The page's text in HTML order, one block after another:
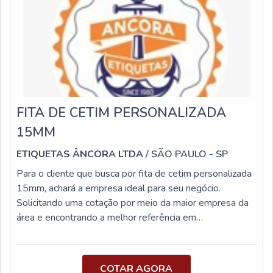
contato com a Etiquetas Camp Label e descubra as
vantagens da aquisição!
FITA DE CETIM PERSONALIZADA
15MM
ETIQUETAS ÂNCORA LTDA/ SÃO PAULO - SP
Para o cliente que busca por fita de cetim personalizada
15mm, achará a empresa ideal para seu negócio.
Solicitando uma cotação por meio da maior empresa da
área e encontrando a melhor referência em
PERSONALIZADA 15MMQuem quer achar fita de
COTAR AGORA